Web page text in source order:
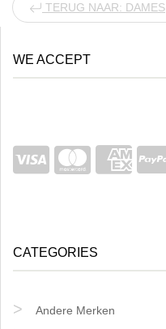
TERUG NAAR: DAMES
WE ACCEPT
CATEGORIES
Andere Merken